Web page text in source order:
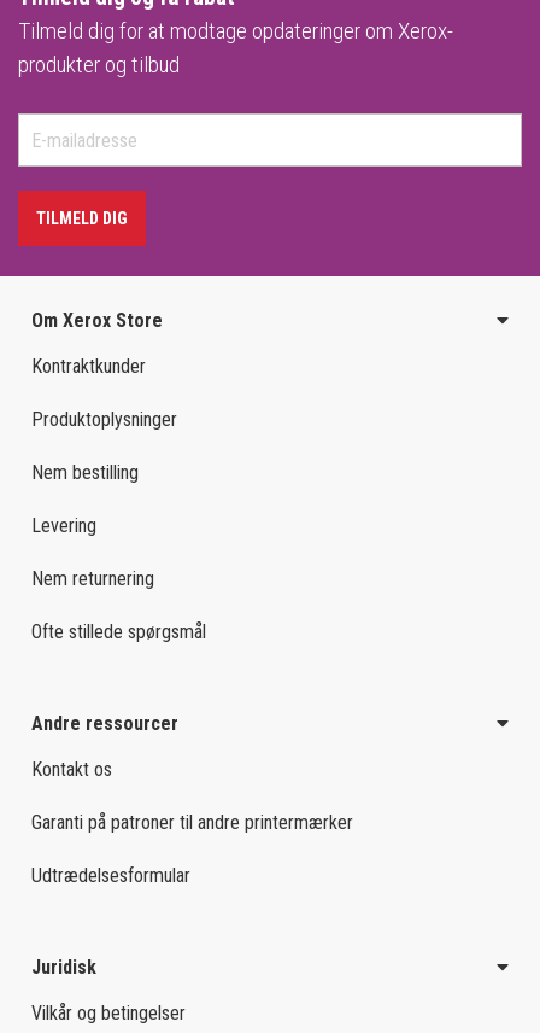
Tilmeld dig for at modtage opdateringer om Xerox-
produkter og tilbud
TILMELD DIG
Om Xerox Store
Kontraktkunder
Produktoplysninger
Nem bestilling
Levering
Nem returnering
Ofte stillede spørgsmål
Andre ressourcer
Kontakt os
Garanti på patroner til andre printermærker
Udtrædelsesformular
Juridisk
Vilkår og betingelser